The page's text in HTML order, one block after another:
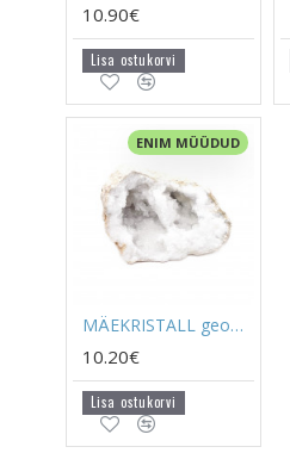
10.90€
Lisa ostukorvi
ENIM MÜÜDUD
MÄEKRISTALL geood (väike)
10.20€
Lisa ostukorvi